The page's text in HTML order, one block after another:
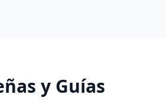
y Guías